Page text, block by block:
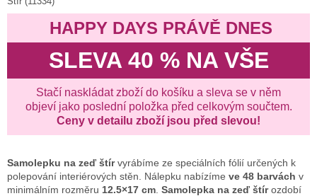
HAPPY DAYS PRÁVĚ DNES
SLEVA 40 % NA VŠE
Stačí naskládat zboží do košíku a sleva se v něm
objeví jako poslední položka před celkovým součtem.
Ceny v detailu zboží jsou před slevou!
Samolepku na zeď štírvyrábíme ze speciálních fólií určených k
polepování interiérových stěn. Nálepku nabízíme ve 48 barvách v
minimálním rozměru 12.5×17 cm Samolepka na zeď štírozdobí